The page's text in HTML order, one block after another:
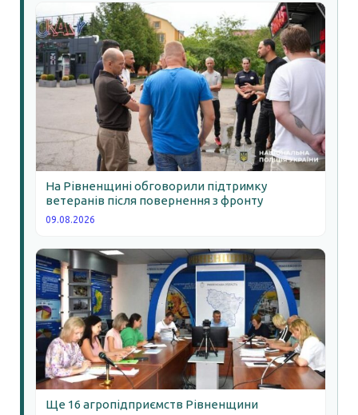
На Рівненщині обговорили підтримку
ветеранів після повернення з фронту
09.08.2026
Ще 16 агропідприємств Рівненщини